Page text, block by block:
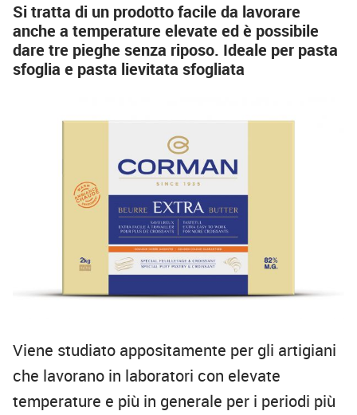
Si tratta di un prodotto facile da lavorare
anche a temperature elevate ed è possibile
dare tre pieghe senza riposo. Ideale per pasta
sfoglia e pasta lievitata sfogliata
Viene studiato appositamente per gli artigiani
che lavorano in laboratori con elevate
temperature e più in generale per i periodi più